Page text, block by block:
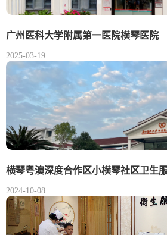
广州医科大学附属第一医院横琴医院
2025-03-19
横琴粤澳深度合作区小横琴社区卫生
2024-10-08